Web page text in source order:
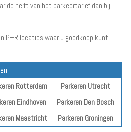
de helft van het parkeertarief dan bij
P+R locaties waar u goedkoop kunt
Rotterdam
Parkeren Utrecht
Eindhoven
Parkeren Den Bosch
Maastricht Parkeren Groningen